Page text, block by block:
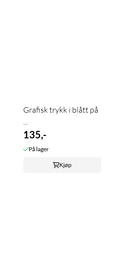
Grafisk trykk i blått på
135,-
På lager
Kjøp